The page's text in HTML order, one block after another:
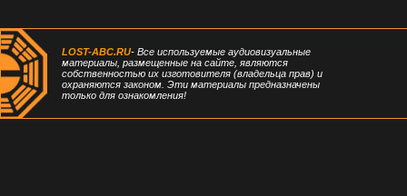
LOST-ABC.RU- Все используемые аудиовизуальные
материалы, размещенные на сайте, являются
собственностью их изготовителя (владельца прав) и
охраняются законом. Эти материалы предназначены
только для ознакомления!